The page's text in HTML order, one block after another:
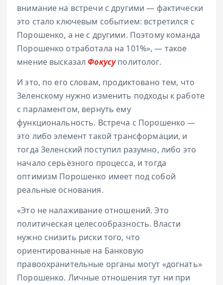
внимание на встречи с другими — фактически
это стало ключевым событием: встретился с
Порошенко, а не с другими. Поэтому команда
Порошенко отработала на 101%», — такое
мнение высказал Фокусуполитолог.
И это, по его словам, продиктовано тем, что
Зеленскому нужно изменить подходы к работе
с парламентом, вернуть ему
функциональность. Встреча с Порошенко —
это либо элемент такой трансформации, и
тогда Зеленский поступил разумно, либо это
начало серьёзного процесса, и тогда
оптимизм Порошенко имеет под собой
реальные основания.
«Это не налаживание отношений. Это
политическая целесообразность. Власти
нужно снизить риски того, что
ориентированные на Банковую
правоохранительные органы могут «догнать»
Порошенко. Личные отношения тут ни при